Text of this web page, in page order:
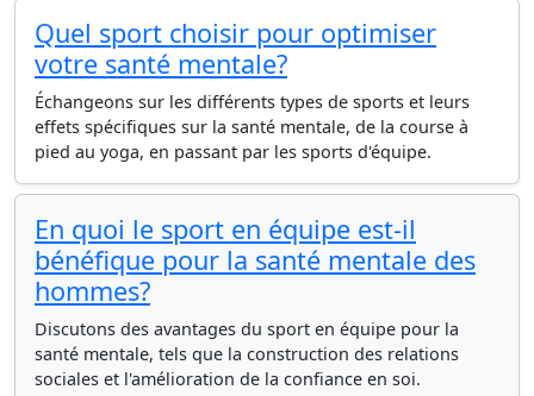
Quel sport choisir pour optimiser
votre santé mentale?
Échangeons sur les différents types de sports et leurs
effets spécifiques sur la santé mentale, de la course à
pied au yoga, en passant par les sports d'équipe.
En quoi le sport en équipe est-il
bénéfique pour la santé mentale des
hommes?
Discutons des avantages du sport en équipe pour la
santé mentale, tels que la construction des relations
sociales et l'amélioration de la confiance en soi.